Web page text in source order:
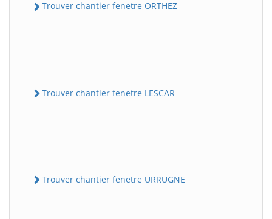
Trouver chantier fenetre ORTHEZ
Trouver chantier fenetre LESCAR
Trouver chantier fenetre URRUGNE